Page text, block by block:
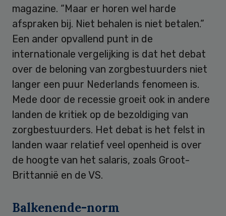
magazine. “Maar er horen wel harde
afspraken bij. Niet behalen is niet betalen.”
Een ander opvallend punt in de
internationale vergelijking is dat het debat
over de beloning van zorgbestuurders niet
langer een puur Nederlands fenomeen is.
Mede door de recessie groeit ook in andere
landen de kritiek op de bezoldiging van
zorgbestuurders. Het debat is het felst in
landen waar relatief veel openheid is over
de hoogte van het salaris, zoals Groot-
Brittannië en de VS.
Balkenende-norm